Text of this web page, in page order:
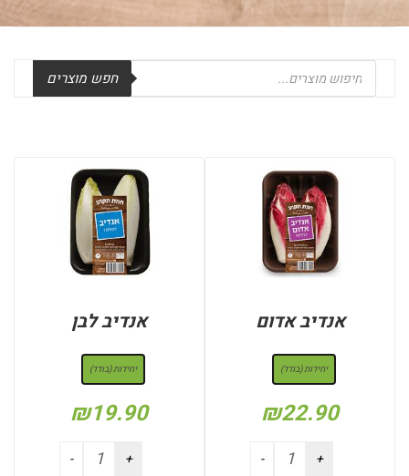
search
חפש מוצרים
אנדיב אדום
יחידות (בודד)
₪22.90
אנדיב לבן
יחידות (בודד)
₪19.90